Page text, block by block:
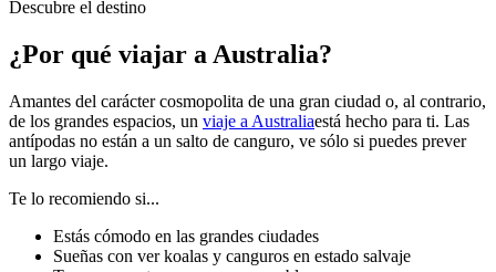
Descubre el destino
¿Por qué viajar a Australia?
Amantes del carácter cosmopolita de una gran ciudad o, al contrario,
de los grandes espacios, un viaje a Australiaestá hecho para ti. Las
antípodas no están a un salto de canguro, ve sólo si puedes prever
un largo viaje.
Te lo recomiendo si...
Estás cómodo en las grandes ciudades
Sueñas con ver koalas y canguros en estado salvaje